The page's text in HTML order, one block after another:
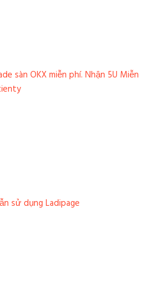
sàn OKX miễn phí. Nhận 5U Miễn
sử dụng Ladipage